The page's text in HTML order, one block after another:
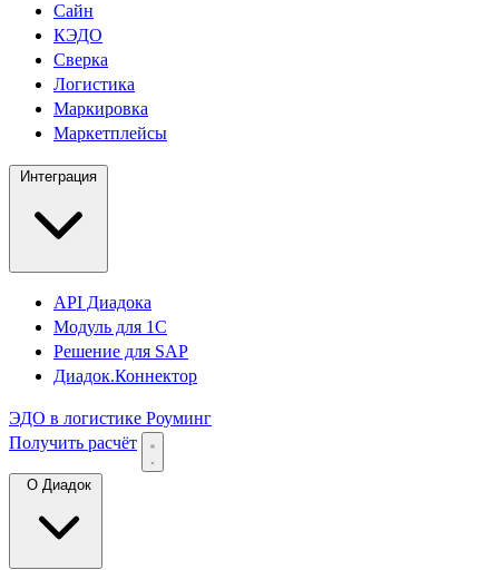
Сайн
КЭДО
Сверка
Логистика
Маркировка
Маркетплейсы
Интеграция
API Диадока
Модуль для 1С
Решение для SAP
Диадок.Коннектор
ЭДО в логистике Роуминг
Получить расчёт
О Диадок